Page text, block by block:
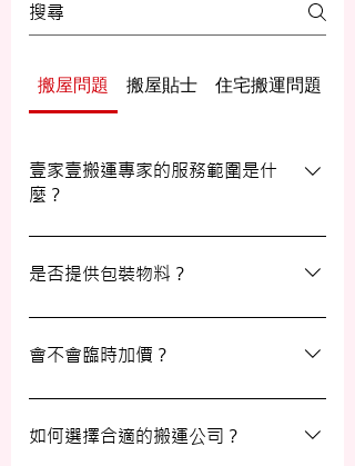
搬屋問題 搬屋貼士 住宅搬運問題
壹家壹搬運專家的服務範圍是什
麼？
壹家壹搬運專家的服務覆蓋港九及新界，無
論是一般搬屋服務還是商務搬遷，我們都能
是否提供包裝物料？
是的，我們會為客戶提供包裝物料。如有需
要，請隨時與我們的客戶服務員查詢。
會不會臨時加價？
我們的報價透明，會根據您提供的物品清單
提供合理預算，絕無隱藏費用。除非搬運當
如何選擇合適的搬運公司？